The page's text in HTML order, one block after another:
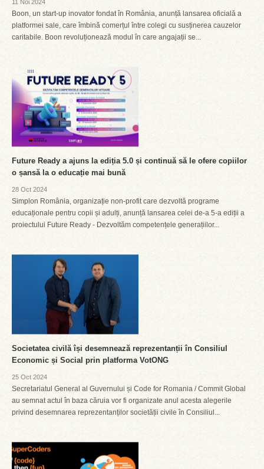
11 Noi 2024
Boon, un start-up inovator fondat în România, anunță lansarea oficială a
platformei sale, care îmbină comerțul între colegi cu susținerea cauzelor
caritabile. Boon revoluționează modul în care angajații se...
Future Ready a ajuns la ediția 5.0 și continuă să le ofere copiilor
o șansă la o educație mai bună
28 Oct 2024
Simplon România, organizație non-profit care dezvoltă programe
educaționale pentru copii și adulți, anunță lansarea celei de-a 5-a ediții a
proiectului Future Ready - Dezvoltăm competențele generațiilor...
Societatea civilă își desemnează reprezentanții în Consiliul
Economic și Social prin platforma VotONG
25 Oct 2024
Secretariatul General al Guvernului și Code for Romania / Commit Global
au semnat actul în baza căruia vor fi organizate anul acesta alegerile
privind desemnarea reprezentanților societății civile în Consiliul...